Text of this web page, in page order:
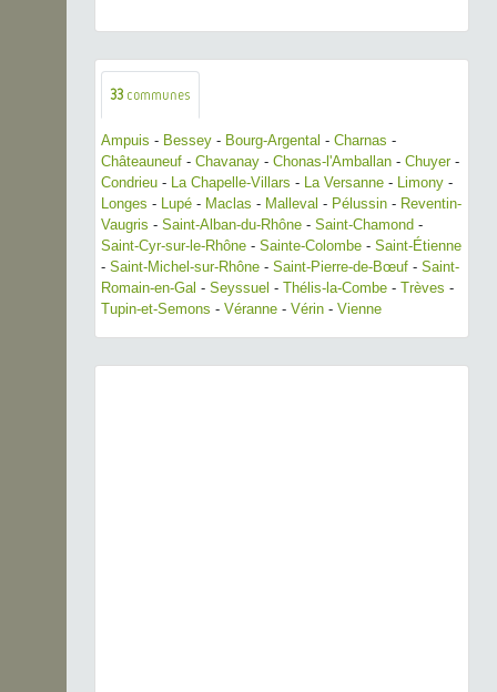
33 communes
Ampuis - Bessey - Bourg-Argental - Charnas -
Châteauneuf - Chavanay - Chonas-l'Amballan - Chuyer-
Condrieu - La Chapelle-Villars - La Versanne - Limony -
Longes - Lupé - Maclas - Malleval - Pélussin - Reventin-
Vaugris - Saint-Alban-du-Rhône - Saint-Chamond -
Saint-Cyr-sur-le-Rhône - Sainte-Colombe - Saint-Étienne
- Saint-Michel-sur-Rhône - Saint-Pierre-de-Bœuf - Saint-
Romain-en-Gal - Seyssuel - Thélis-la-Combe - Trèves -
Tupin-et-Semons - Véranne - Vérin - Vienne